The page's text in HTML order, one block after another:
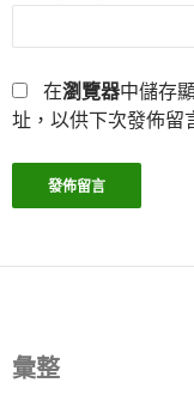
在瀏覽器中儲存
址，以供下次發佈留
彙整